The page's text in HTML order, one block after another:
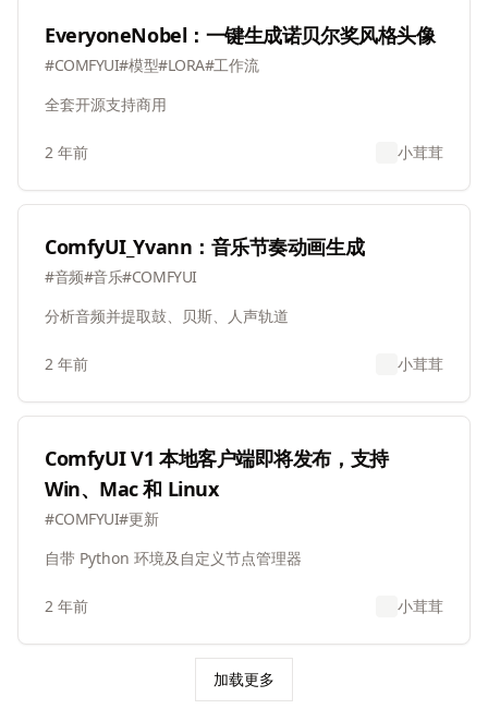
EveryoneNobel：一键生成诺贝尔奖风格头像
#COMFYUI#模型#LORA#工作流
全套开源支持商用
2 年前 小茸茸
ComfyUI_Yvann：音乐节奏动画生成
#音频#音乐#COMFYUI
分析音频并提取鼓、贝斯、人声轨道
2 年前 小茸茸
ComfyUI V1 本地客户端即将发布，支持
Win、Mac 和 Linux
#COMFYUI#更新
自带 Python 环境及自定义节点管理器
2 年前 小茸茸
加载更多